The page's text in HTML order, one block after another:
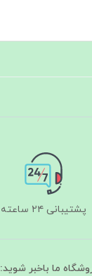
پشتیبانی ۲۴ ساعته
ما باخبر شوید: